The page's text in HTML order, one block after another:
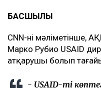
БАСШЫЛЫҚ
CNN-нің мәліметінше,
Марко Рубио USAID
атқарушы болып
- USAID-тің